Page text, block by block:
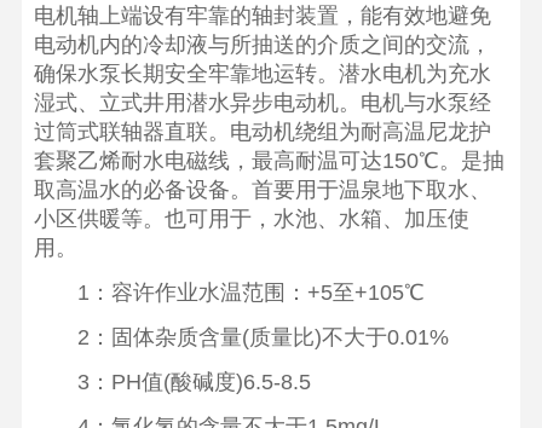
电机轴上端设有牢靠的轴封装置，能有效地避免
电动机内的冷却液与所抽送的介质之间的交流，
确保水泵长期安全牢靠地运转。潜水电机为充水
湿式、立式井用潜水异步电动机。电机与水泵经
过筒式联轴器直联。电动机绕组为耐高温尼龙护
套聚乙烯耐水电磁线，最高耐温可达150℃。是抽
取高温水的必备设备。首要用于温泉地下取水、
小区供暖等。也可用于，水池、水箱、加压使
用。
1：容许作业水温范围：+5至+105℃
2：固体杂质含量(质量比)不大于0.01%
3：PH值(酸碱度)6.5-8.5